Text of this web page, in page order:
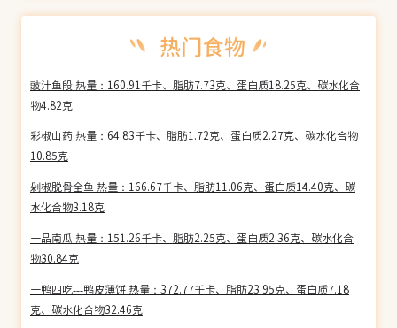
豉汁鱼段 热量：160.91千卡、脂肪7.73克、蛋白质18.25克、碳水化合
物4.82克
彩椒山药 热量：64.83千卡、脂肪1.72克、蛋白质2.27克、碳水化合物
10.85克
剁椒脱骨全鱼 热量：166.67千卡、脂肪11.06克、蛋白质14.40克、碳
水化合物3.18克
一品南瓜 热量：151.26千卡、脂肪2.25克、蛋白质2.36克、碳水化合
物30.84克
一鸭四吃---鸭皮薄饼 热量：372.77千卡、脂肪23.95克、蛋白质7.18
克、碳水化合物32.46克